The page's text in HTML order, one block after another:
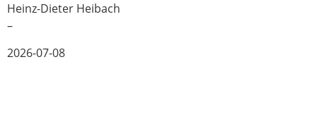
Heinz-Dieter Heibach
–
2026-07-08